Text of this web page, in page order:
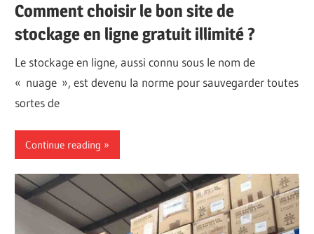
Comment choisir le bon site de
stockage en ligne gratuit illimité ?
Le stockage en ligne, aussi connu sous le nom de
« nuage », est devenu la norme pour sauvegarder toutes
sortes de
Continue reading